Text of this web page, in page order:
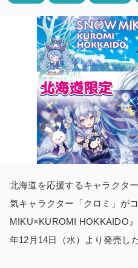
北海道を応援するキャラクタ
気キャラクター「クロミ」が
MIKU×KUROMI HOKKAIDO
年12月14日（水）より発売した